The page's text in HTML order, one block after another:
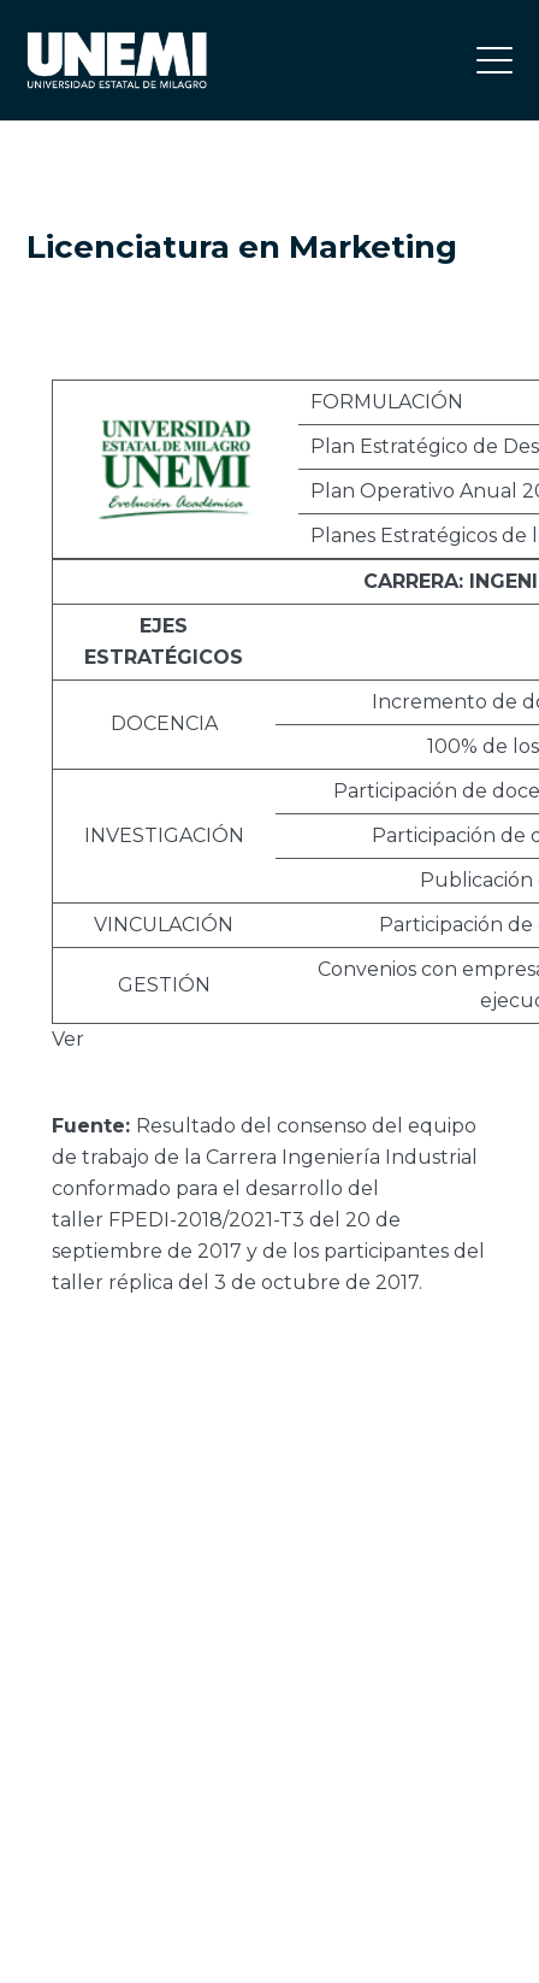
Licenciatura en Marketing
FORMULACIÓN
Plan Estratégico de
Plan Operativo Anual
Planes Estratégicos de
CARRERA:
EJES
ESTRATÉGICOS
DOCENCIA
Incremento de
100% de
INVESTIGACIÓN
Participación de
Participación de
Publicación
VINCULACIÓN
Participación
GESTIÓN
Convenios con
Ver
Fuente: Resultado del consenso del equipo
de trabajo de la Carrera Ingeniería Industrial
conformado para el desarrollo del
taller FPEDI-2018/2021-T3 del 20 de
septiembre de 2017 y de los participantes del
taller réplica del 3 de octubre de 2017.